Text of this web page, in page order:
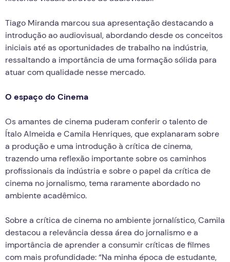
Tiago Miranda marcou sua apresentação destacando a
introdução ao audiovisual, abordando desde os conceitos
iniciais até as oportunidades de trabalho na indústria,
ressaltando a importância de uma formação sólida para
atuar com qualidade nesse mercado.
O espaço do Cinema
Os amantes de cinema puderam conferir o talento de
Ítalo Almeida e Camila Henriques, que explanaram sobre
a produção e uma introdução à crítica de cinema,
trazendo uma reflexão importante sobre os caminhos
profissionais da indústria e sobre o papel da crítica de
cinema no jornalismo, tema raramente abordado no
ambiente acadêmico.
Sobre a crítica de cinema no ambiente jornalístico, Camila
destacou a relevância dessa área do jornalismo e a
importância de aprender a consumir críticas de filmes
com mais profundidade: “Na minha época de estudante,